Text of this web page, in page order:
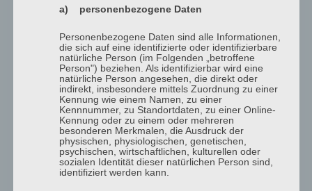
Palliative Wundversorgung | Versorgung von
Schmerztherapie bei chronischen und
akuten Wunden
Ernährung bei chronischen Wunden
Versorgung von Amputationsstümpfen
Unterdrucktherapie bei chronischen Wunden
Ozon-Sauerstofftherapie bei chronischen
Wunden
Umgang mit Wunddrainagen
Gips- und Casttechniken
Rechtliche Aspekte in der Wundversorgung
a) personenbezogene Daten
Personenbezogene Daten sind alle Informationen,
die sich auf eine identifizierte oder identifizierbare
natürliche Person (im Folgenden „betroffene
Person") beziehen. Als identifizierbar wird eine
natürliche Person angesehen, die direkt oder
indirekt, insbesondere mittels Zuordnung zu einer
Kennung wie einem Namen, zu einer
Kennnummer, zu Standortdaten, zu einer Online-
Kennung oder zu einem oder mehreren
besonderen Merkmalen, die Ausdruck der
physischen, physiologischen, genetischen,
psychischen, wirtschaftlichen, kulturellen oder
sozialen Identität dieser natürlichen Person sind,
identifiziert werden kann.